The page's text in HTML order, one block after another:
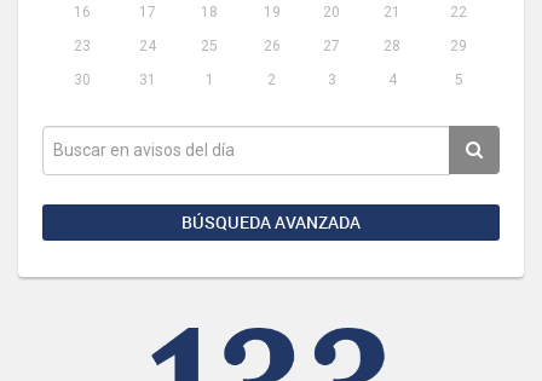
16
17 18 19 20 21
22
23
24 25 26 27 28
29
30
31 1 2 3 4 5
BÚSQUEDA AVANZADA